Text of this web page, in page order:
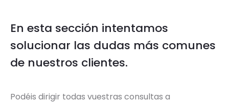
En esta sección intentamos
solucionar las dudas más comunes
de nuestros clientes.
Podéis dirigir todas vuestras consultas a